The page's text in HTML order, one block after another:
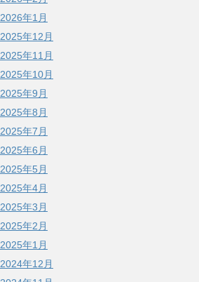
2026年1月
2025年12月
2025年11月
2025年10月
2025年9月
2025年8月
2025年7月
2025年6月
2025年5月
2025年4月
2025年3月
2025年2月
2025年1月
2024年12月